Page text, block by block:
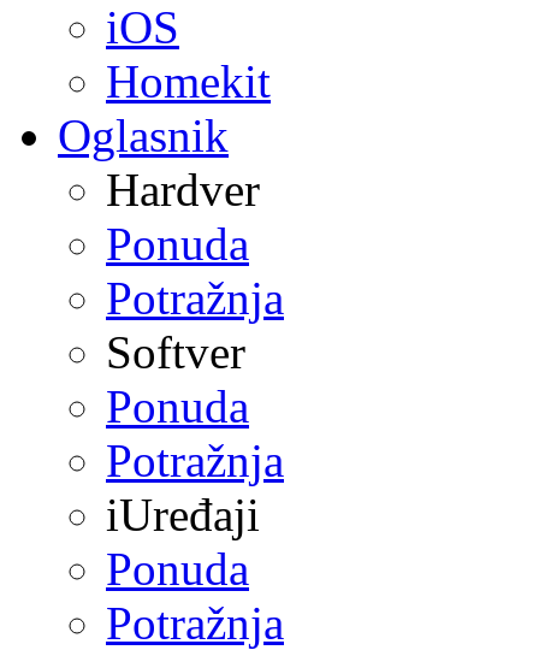
iOS
Homekit
Oglasnik
Hardver
Ponuda
Potražnja
Softver
Ponuda
Potražnja
iUređaji
Ponuda
Potražnja